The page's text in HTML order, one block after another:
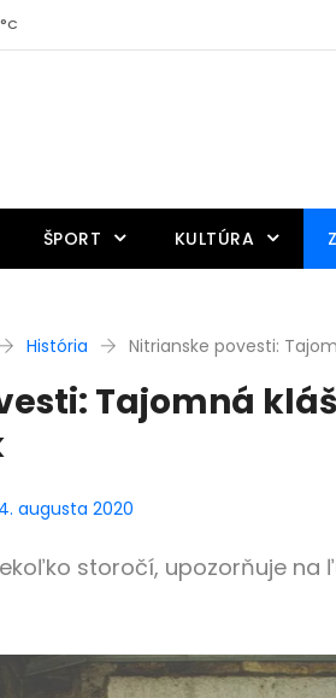
°C
ŠPORT KULTÚRA
História Nitrianske povesti:
Tajomná
4. augusta 2020
storočí, upozorňuje na